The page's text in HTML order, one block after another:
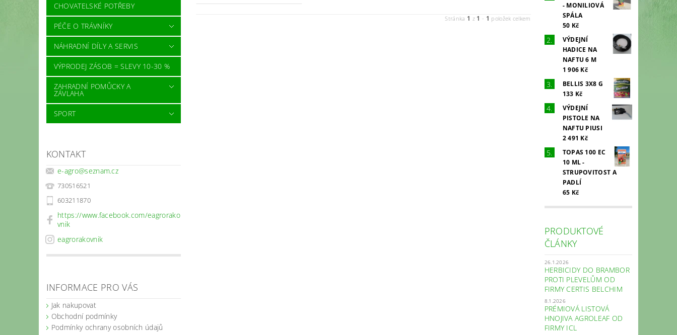
CHOVATELSKÉ POTŘEBY
PÉČE O TRÁVNÍKY
NÁHRADNÍ DÍLY A SERVIS
VÝPRODEJ ZÁSOB = SLEVY 10-30 %
ZAHRADNÍ POMŮCKY A
ZÁVLAHA
SPORT
KONTAKT
e-agro@seznam.cz
730516521
603211870
https://www.facebook.com/eagrorako
vnik
eagrorakovnik
INFORMACE PRO VÁS
Jak nakupovat
Obchodní podmínky
Podmínky ochrany osobních údajů
Stránka 1 z 1 - 1 položek celkem
- MONILIOVÁ
SPÁLA
50 Kč
VÝDEJNÍ
HADICE NA
NAFTU 6 M
1 906 Kč
BELLIS 3X8 G
133 Kč
VÝDEJNÍ
PISTOLE NA
NAFTU PIUSI
2 491 Kč
TOPAS 100 EC
10 ML -
STRUPOVITOST A
PADLÍ
65 Kč
PRODUKTOVÉ
ČLÁNKY
26.1.2026
HERBICIDY DO BRAMBOR
PROTI PLEVELŮM OD
FIRMY CERTIS BELCHIM
8.1.2026
PRÉMIOVÁ LISTOVÁ
HNOJIVA AGROLEAF OD
FIRMY ICL